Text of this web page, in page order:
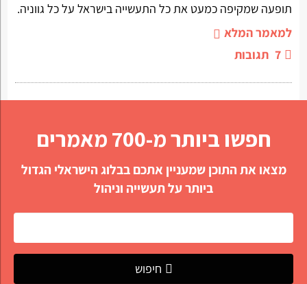
תופעה שמקיפה כמעט את כל התעשייה בישראל על כל גווניה.
למאמר המלא
7 תגובות
חפשו ביותר מ-700 מאמרים
מצאו את התוכן שמעניין אתכם בבלוג הישראלי הגדול
ביותר על תעשייה וניהול
חיפוש